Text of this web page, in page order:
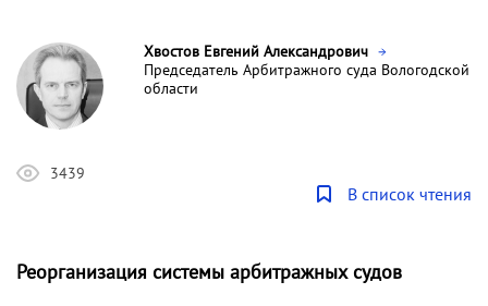
Хвостов Евгений Александрович
Председатель Арбитражного суда Вологодской
области
3439
В список чтения
Реорганизация системы арбитражных судов